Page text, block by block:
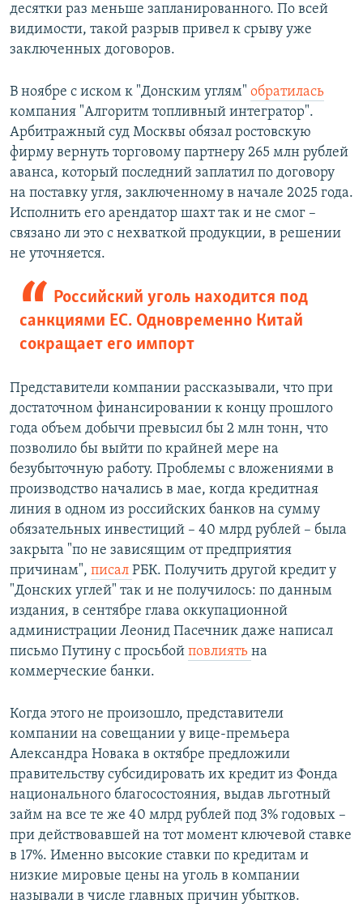
десятки раз меньше запланированного. По всей
видимости, такой разрыв привел к срыву уже
заключенных договоров.
В ноябре с иском к "Донским углям" обратилась
компания "Алгоритм топливный интегратор".
Арбитражный суд Москвы обязал ростовскую
фирму вернуть торговому партнеру 265 млн рублей
аванса, который последний заплатил по договору
на поставку угля, заключенному в начале 2025 года.
Исполнить его арендатор шахт так и не смог –
связано ли это с нехваткой продукции, в решении
не уточняется.
Российский уголь находится под
санкциями ЕС. Одновременно Китай
сокращает его импорт
Представители компании рассказывали, что при
достаточном финансировании к концу прошлого
года объем добычи превысил бы 2 млн тонн, что
позволило бы выйти по крайней мере на
безубыточную работу. Проблемы с вложениями в
производство начались в мае, когда кредитная
линия в одном из российских банков на сумму
обязательных инвестиций – 40 млрд рублей – была
закрыта "по не зависящим от предприятия
причинам", писал РБК. Получить другой кредит у
"Донских углей" так и не получилось: по данным
издания, в сентябре глава оккупационной
администрации Леонид Пасечник даже написал
письмо Путину с просьбой повлиять на
коммерческие банки.
Когда этого не произошло, представители
компании на совещании у вице-премьера
Александра Новака в октябре предложили
правительству субсидировать их кредит из Фонда
национального благосостояния, выдав льготный
займ на все те же 40 млрд рублей под 3% годовых –
при действовавшей на тот момент ключевой ставке
в 17%. Именно высокие ставки по кредитам и
низкие мировые цены на уголь в компании
называли в числе главных причин убытков.